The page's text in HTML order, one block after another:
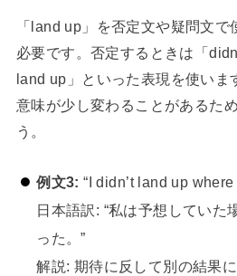
「land up」を否定文や疑問文
必要です。否定するときは「
land up」といった表現を使いま
意味が少し変わることがあるた
う。
例文3: “I didn’t land up
日本語訳: “私は予想していた
った。”
解説: 期待に反して別の結果